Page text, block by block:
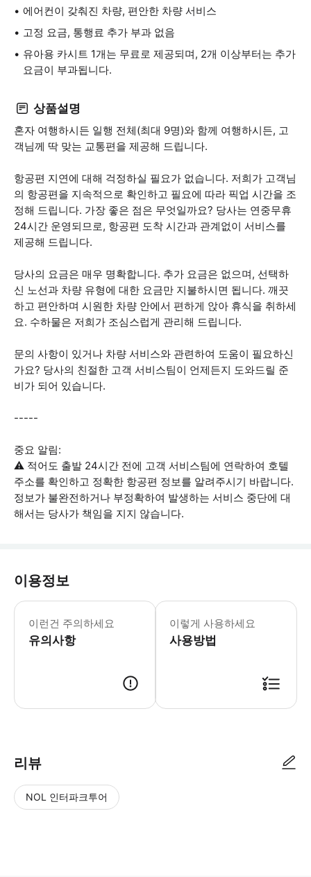
에어컨이 갖춰진 차량, 편안한 차량 서비스
고정 요금, 통행료 추가 부과 없음
유아용 카시트 1개는 무료로 제공되며, 2개 이상부터는 추가
요금이 부과됩니다.
상품설명
혼자 여행하시든 일행 전체(최대 9명)와 함께 여행하시든, 고
객님께 딱 맞는 교통편을 제공해 드립니다.
항공편 지연에 대해 걱정하실 필요가 없습니다. 저희가 고객님
의 항공편을 지속적으로 확인하고 필요에 따라 픽업 시간을 조
정해 드립니다. 가장 좋은 점은 무엇일까요? 당사는 연중무휴
24시간 운영되므로, 항공편 도착 시간과 관계없이 서비스를
제공해 드립니다.
당사의 요금은 매우 명확합니다. 추가 요금은 없으며, 선택하
신 노선과 차량 유형에 대한 요금만 지불하시면 됩니다. 깨끗
하고 편안하며 시원한 차량 안에서 편하게 앉아 휴식을 취하세
요. 수하물은 저희가 조심스럽게 관리해 드립니다.
문의 사항이 있거나 차량 서비스와 관련하여 도움이 필요하신
가요? 당사의 친절한 고객 서비스팀이 언제든지 도와드릴 준
비가 되어 있습니다.
-----
중요 알림:
⚠️ 적어도 출발 24시간 전에 고객 서비스팀에 연락하여 호텔
주소를 확인하고 정확한 항공편 정보를 알려주시기 바랍니다.
정보가 불완전하거나 부정확하여 발생하는 서비스 중단에 대
해서는 당사가 책임을 지지 않습니다.
이용정보
이런건 주의하세요
유의사항
수하물 정책 및 차량 수용 인원: 7인
이렇게 사용하세요
사용방법
리뷰
NOL 인터파크투어